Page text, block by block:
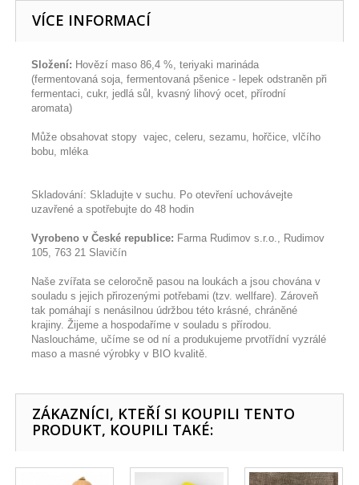
VÍCE INFORMACÍ
Složení: Hovězí maso 86,4 %, teriyaki marináda
(fermentovaná soja, fermentovaná pšenice - lepek odstraněn při
fermentaci, cukr, jedlá sůl, kvasný lihový ocet, přírodní
aromata)
Může obsahovat stopy vajec, celeru, sezamu, hořčice, vlčího
bobu, mléka
Skladování: Skladujte v suchu. Po otevření uchovávejte
uzavřené a spotřebujte do 48 hodin
Vyrobeno v České republice: Farma Rudimov s.r.o., Rudimov
105, 763 21 Slavičín
Naše zvířata se celoročně pasou na loukách a jsou chována v
souladu s jejich přirozenými potřebami (tzv. wellfare). Zároveň
tak pomáhají s nenásilnou údržbou této krásné, chráněné
krajiny. Žijeme a hospodaříme v souladu s přírodou.
Nasloucháme, učíme se od ní a produkujeme prvotřídní vyzrálé
maso a masné výrobky v BIO kvalitě.
ZÁKAZNÍCI, KTEŘÍ SI KOUPILI TENTO
PRODUKT, KOUPILI TAKÉ: